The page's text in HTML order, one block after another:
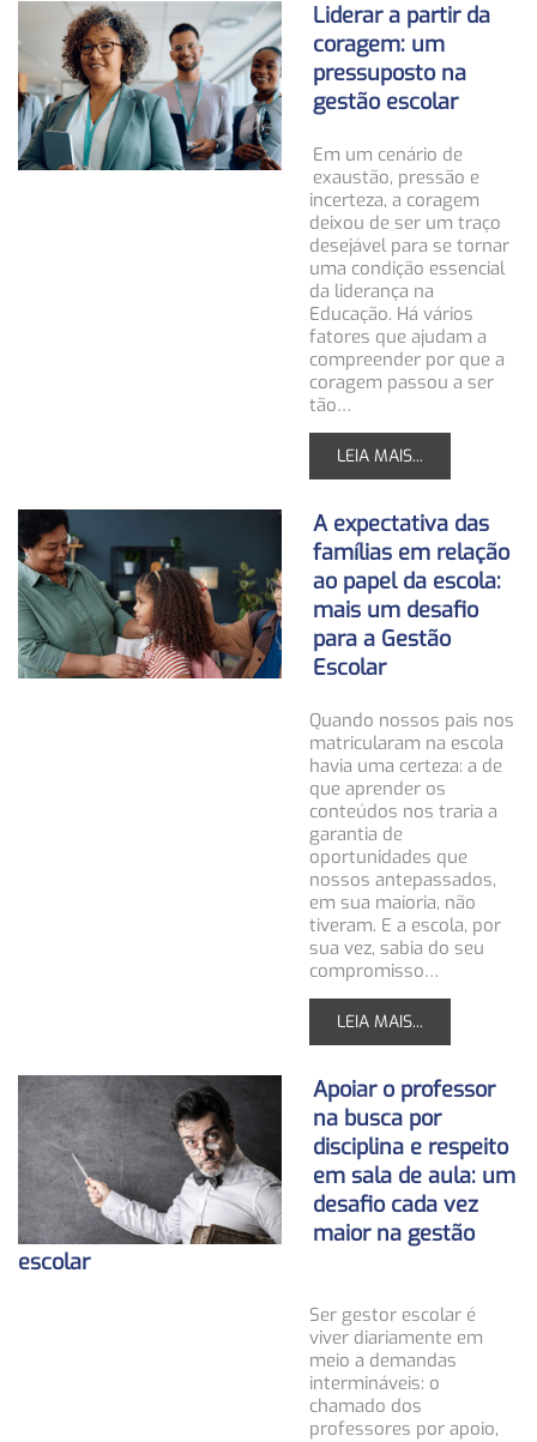
Liderar a partir da
coragem: um
pressuposto na
gestão escolar
Em um cenário de
exaustão, pressão e
incerteza, a coragem
deixou de ser um traço
desejável para se tornar
uma condição essencial
da liderança na
Educação. Há vários
fatores que ajudam a
compreender por que a
coragem passou a ser
tão…
LEIA MAIS...
A expectativa das
famílias em relação
ao papel da escola:
mais um desafio
para a Gestão
Escolar
Quando nossos pais nos
matricularam na escola
havia uma certeza: a de
que aprender os
conteúdos nos traria a
garantia de
oportunidades que
nossos antepassados,
em sua maioria, não
tiveram. E a escola, por
sua vez, sabia do seu
compromisso…
LEIA MAIS...
Apoiar o professor
na busca por
disciplina e respeito
em sala de aula: um
desafio cada vez
maior na gestão
escolar
Ser gestor escolar é
viver diariamente em
meio a demandas
intermináveis: o
chamado dos
professores por apoio,